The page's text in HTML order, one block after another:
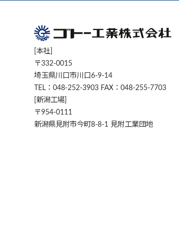
[本社]
〒332-0015
埼玉県川口市川口6-9-14
TEL：048-252-3903 FAX：048-255-7703
[新潟工場]
〒954-0111
新潟県見附市今町8-8-1 見附工業団地